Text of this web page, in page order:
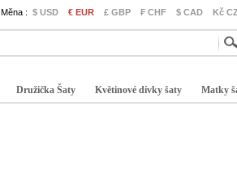
Měna : $ USD € EUR £ GBP ₣ CHF $ CAD Kč
Družička Šaty Květinové dívky šaty Matky